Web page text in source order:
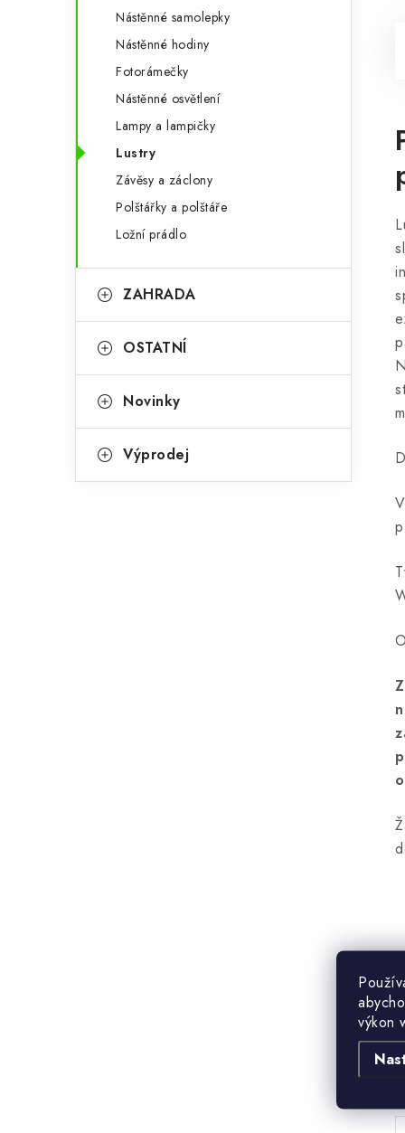
výkon
Nástěnné samolepky
Nástěnné hodiny
Fotorámečky
Nástěnné osvětlení
Lampy a lampičky
Lustry
Závěsy a záclony
Polštářky a polštáře
Ložní prádlo
ZAHRADA
OSTATNÍ
Novinky
Výprodej